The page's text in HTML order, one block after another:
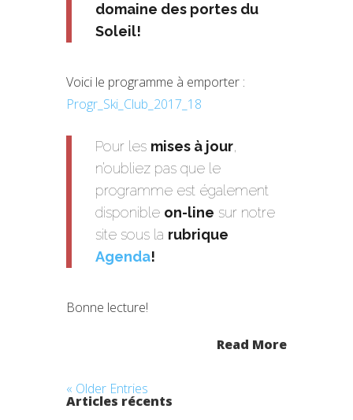
domaine des portes du
Soleil!
Voici le programme à emporter :
Progr_Ski_Club_2017_18
Pour les mises à jour,
n’oubliez pas que le
programme est également
disponible on-line sur notre
site sous la rubrique
Agenda!
Bonne lecture!
Read More
« Older Entries
Articles récents